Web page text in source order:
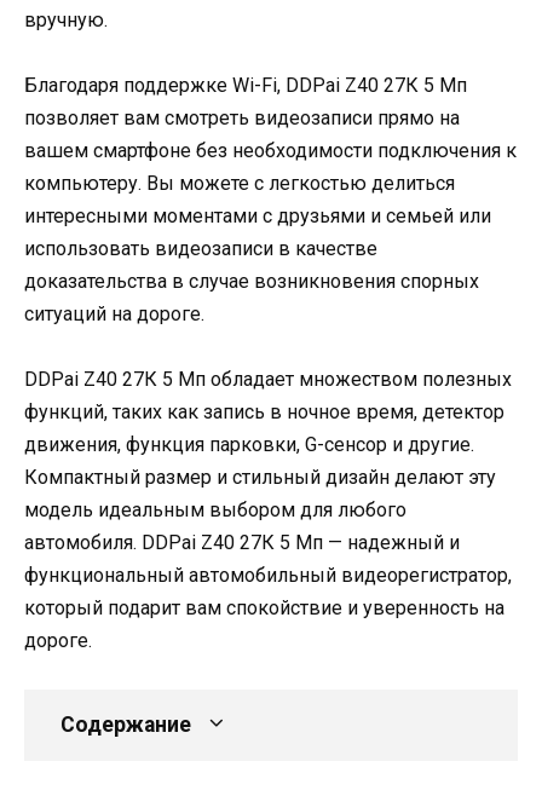
вручную.
Благодаря поддержке Wi-Fi, DDPai Z40 27К 5 Мп
позволяет вам смотреть видеозаписи прямо на
вашем смартфоне без необходимости подключения к
компьютеру. Вы можете с легкостью делиться
интересными моментами с друзьями и семьей или
использовать видеозаписи в качестве
доказательства в случае возникновения спорных
ситуаций на дороге.
DDPai Z40 27К 5 Мп обладает множеством полезных
функций, таких как запись в ночное время, детектор
движения, функция парковки, G-сенсор и другие.
Компактный размер и стильный дизайн делают эту
модель идеальным выбором для любого
автомобиля. DDPai Z40 27К 5 Мп — надежный и
функциональный автомобильный видеорегистратор,
который подарит вам спокойствие и уверенность на
дороге.
Содержание